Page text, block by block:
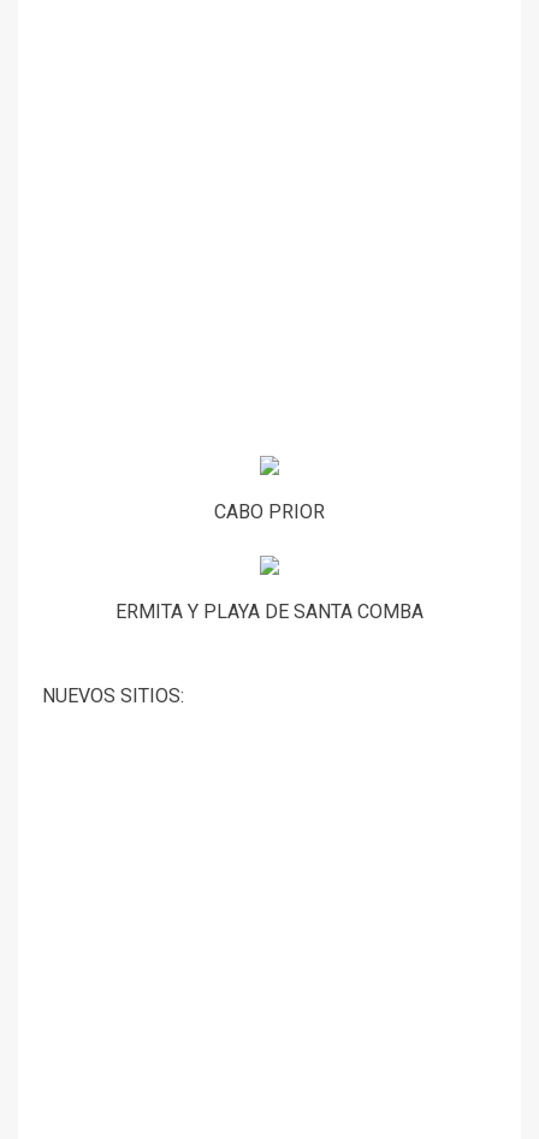
CABO PRIOR
ERMITA Y PLAYA DE SANTA COMBA
NUEVOS SITIOS: